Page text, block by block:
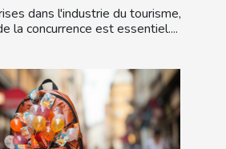
dans l'industrie du tourisme,
la concurrence est essentiel....